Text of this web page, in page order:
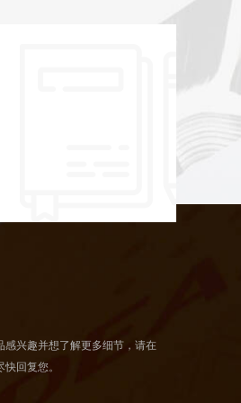
感兴趣并想了解更多细节，请在
回复您。